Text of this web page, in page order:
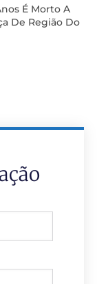
É Morto A
De Região Do